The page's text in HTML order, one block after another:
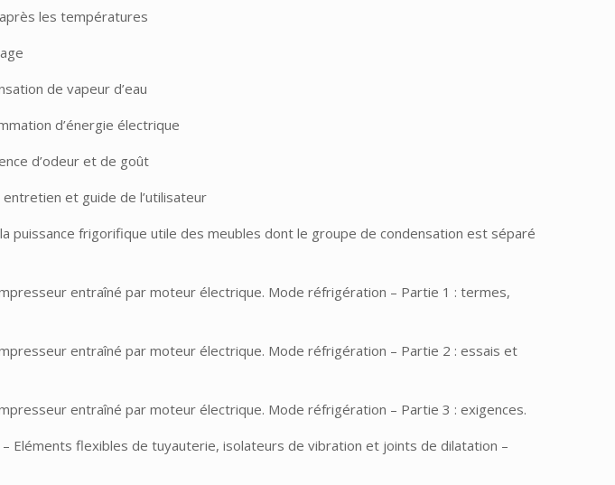
les températures
de vapeur d’eau
d’énergie électrique
d’odeur et de goût
et guide de l’utilisateur
frigorifique utile des meubles dont le groupe de condensation est séparé
entraîné par moteur électrique. Mode réfrigération – Partie 1 : termes,
entraîné par moteur électrique. Mode réfrigération – Partie 2 : essais et
entraîné par moteur électrique. Mode réfrigération – Partie 3 : exigences.
Eléments flexibles de tuyauterie, isolateurs de vibration et joints de dilatation –